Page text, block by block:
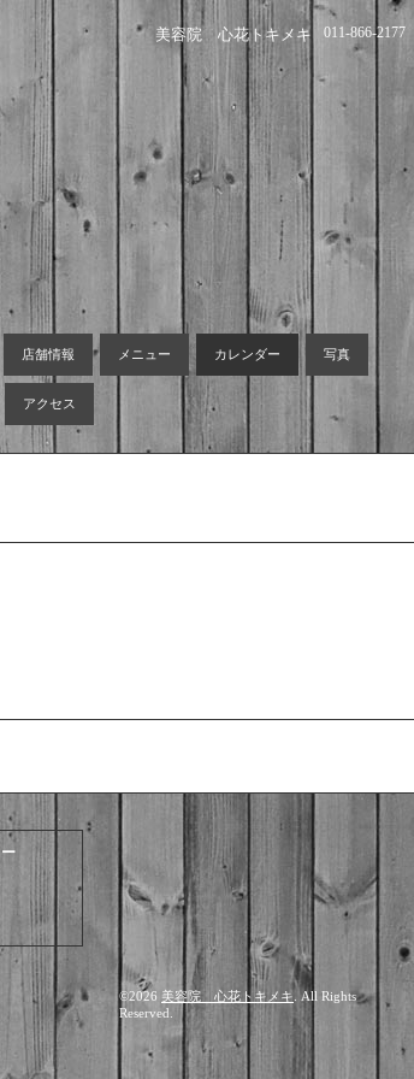
011-866-2177
美容院 心花トキメキ
店舗情報 メニュー カレンダー 写真
アクセス
©2026 美容院 心花トキメキ . All Rights
Reserved.